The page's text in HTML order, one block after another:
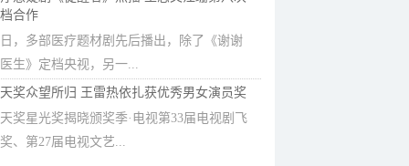
合作
，多部医疗题材剧先后播出，除了《谢谢
生》定档央视，另一...
奖众望所归 王雷热依扎获优秀男女演员奖
奖星光奖揭晓颁奖季·电视第33届电视剧飞
、第27届电视文艺...